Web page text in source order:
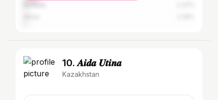
10. 𝑨𝒊𝒅𝒂 𝑼𝒕𝒊𝒏𝒂
Kazakhstan